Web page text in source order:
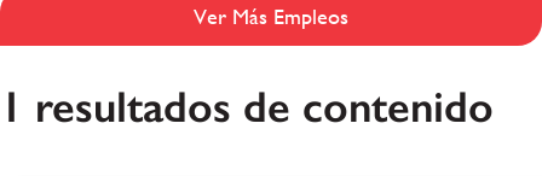
Ver Más Empleos
1 resultados de contenido